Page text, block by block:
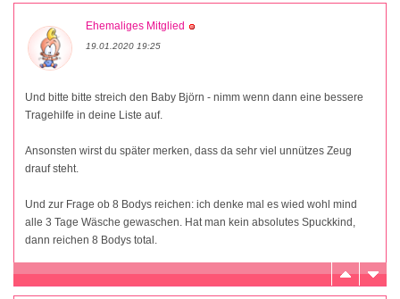
Ehemaliges Mitglied
19.01.2020 19:25
Und bitte bitte streich den Baby Björn - nimm wenn dann eine bessere
Tragehilfe in deine Liste auf.
Ansonsten wirst du später merken, dass da sehr viel unnützes Zeug
drauf steht.
Und zur Frage ob 8 Bodys reichen: ich denke mal es wied wohl mind
alle 3 Tage Wäsche gewaschen. Hat man kein absolutes Spuckkind,
dann reichen 8 Bodys total.